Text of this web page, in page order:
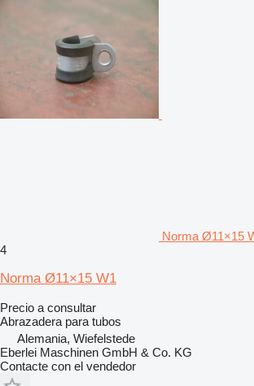
Norma Ø11×15
4
Norma Ø11×15 W1
Precio a consultar
Abrazadera para tubos
Alemania, Wiefelstede
Eberlei Maschinen GmbH & Co. KG
Contacte con el vendedor